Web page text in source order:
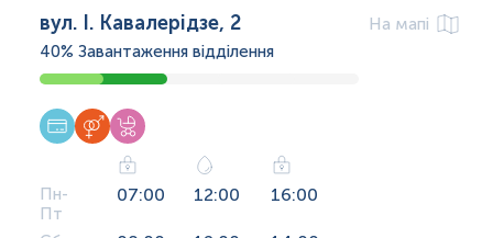
вул. І. Кавалерідзе, 2
На мапі
40% Завантаження відділення
Пн-
Пт
07:00 12:00 16:00